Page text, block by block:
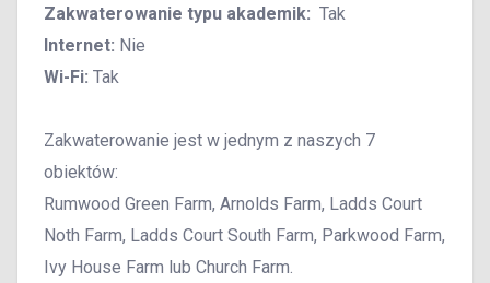
Zakwaterowanie typu akademik: Tak
Internet: Nie
Wi-Fi: Tak
Zakwaterowanie jest w jednym z naszych 7
obiektów:
Rumwood Green Farm, Arnolds Farm, Ladds Court
Noth Farm, Ladds Court South Farm, Parkwood Farm,
Ivy House Farm lub Church Farm.